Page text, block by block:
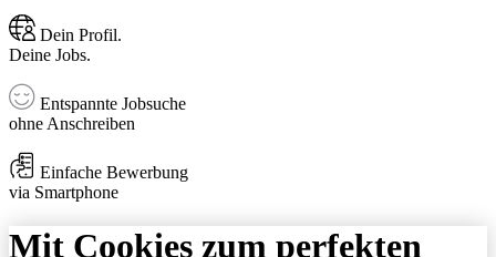
Dein Profil.
Deine Jobs.
Entspannte Jobsuche
ohne Anschreiben
Einfache Bewerbung
via Smartphone
Mit Cookies zum perfekten